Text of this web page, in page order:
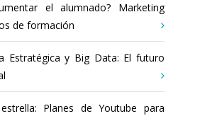
el alumnado? Marketing
de formación
Estratégica y Big Data: El futuro
Planes de Youtube para